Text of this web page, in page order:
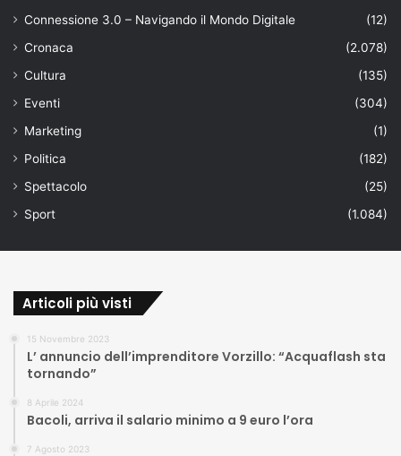
Connessione 3.0 – Navigando il Mondo Digitale
(12)
Cronaca
(2.078)
Cultura
(135)
Eventi
(304)
Marketing
(1)
Politica
(182)
Spettacolo
(25)
Sport
(1.084)
Articoli più visti
15 Novembre 2023
L’ annuncio dell’imprenditore Vorzillo: “Acquaflash sta
tornando”
8 Aprile 2024
Bacoli, arriva il salario minimo a 9 euro l’ora
7 Agosto 2023